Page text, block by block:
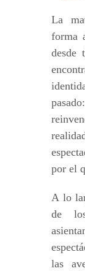
La
forma
desde
por el
A lo
de
las